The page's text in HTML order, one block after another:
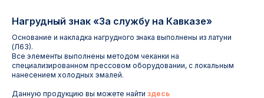
Нагрудный знак «За службу на Кавказе»
Основание и накладка нагрудного знака выполнены из латуни
(Л63).
Все элементы выполнены методом чеканки на
специализированном прессовом оборудовании, с локальным
нанесением холодных эмалей.
Данную продукцию вы можете найти здесь